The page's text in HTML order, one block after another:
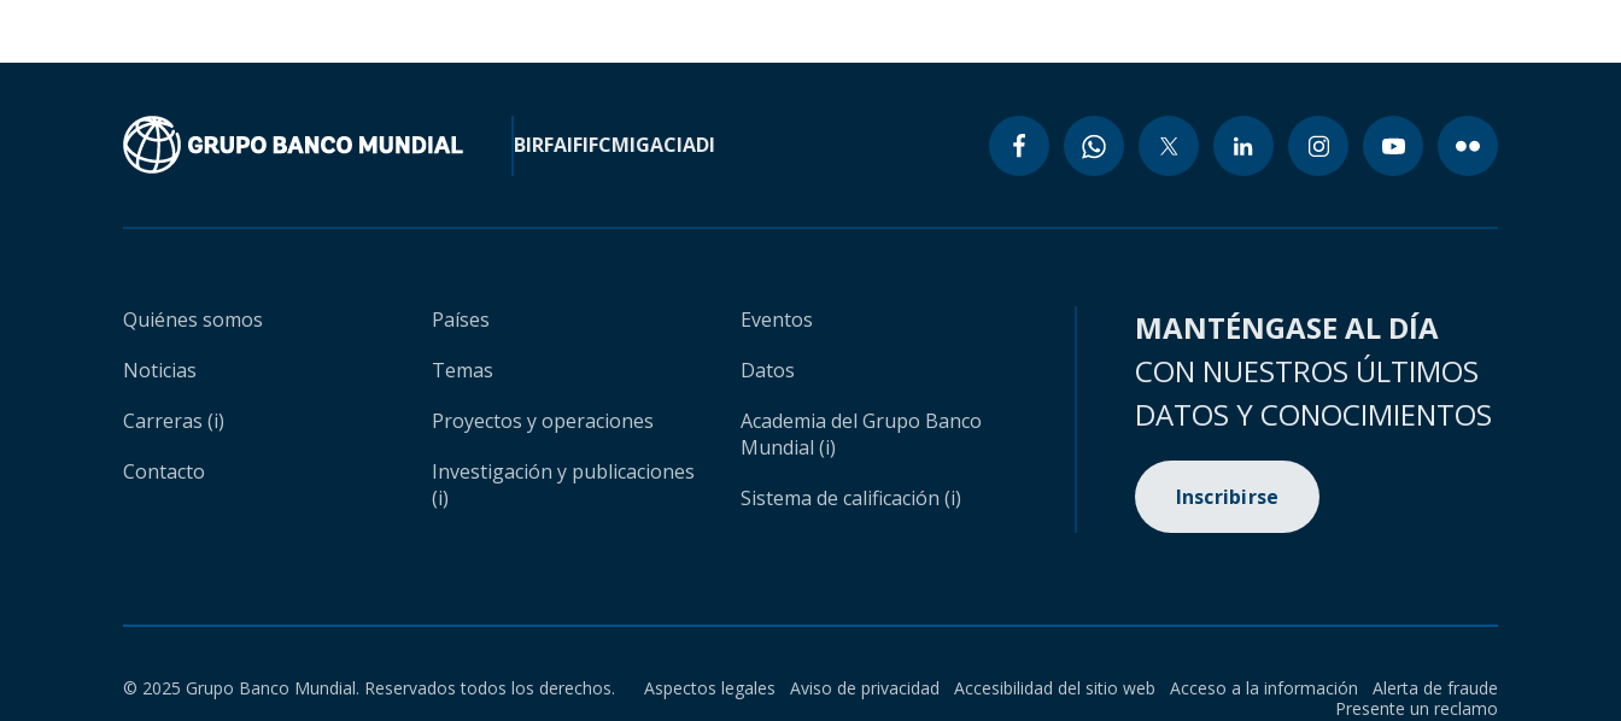
BIRFAIFIFCMIGACIADI
Quiénes somos
Noticias
Carreras (i)
Contacto
Países
Temas
Proyectos y operaciones
Investigación y publicaciones
(i)
Eventos
Datos
Academia del Grupo Banco
Mundial (i)
Sistema de calificación (i)
MANTÉNGASE AL DÍA
CON NUESTROS ÚLTIMOS
DATOS Y CONOCIMIENTOS
Inscribirse
© 2025 Grupo Banco Mundial. Reservados todos los derechos. Aspectos legales Aviso de privacidad Accesibilidad del sitio web Acceso a la información
Alerta de fraude
Presente un reclamo